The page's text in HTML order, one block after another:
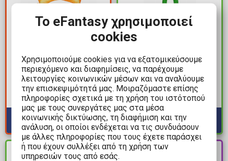
Naruto Shippuden:
Grandista - Naruto
Uzumaki Φιγούρα
Αγαλματίδιο (21cm)
Διαθέσιμα: 1
17,99€
Poppy Playtime:
Bendables - Green
Huggy Wuggy by Todd
McFarlane Bendable
Φιγούρα Δράσης (11cm)
Διαθέσιμα: 3
ΔΙΑΘΕΣΙΜΟ
Το eFantasy χρησιμοποιεί
cookies
Χρησιμοποιούμε cookies για να εξατομικεύσουμε
περιεχόμενο και διαφημίσεις, να παρέχουμε
λειτουργίες κοινωνικών μέσων και να αναλύουμε
την επισκεψιμότητά μας. Μοιραζόμαστε επίσης
πληροφορίες σχετικά με τη χρήση του ιστότοπού
μας με τους συνεργάτες μας στα μέσα
κοινωνικής δικτύωσης, τη διαφήμιση και την
ανάλυση, οι οποίοι ενδέχεται να τις συνδυάσουν
με άλλες πληροφορίες που τους έχετε παράσχει
ή που έχουν συλλέξει από τη χρήση των
υπηρεσιών τους από εσάς.